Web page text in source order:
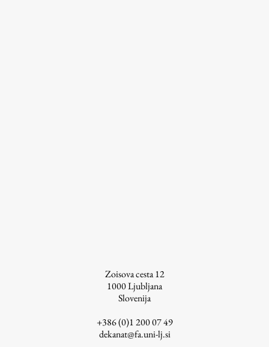
Zoisova cesta 12
1000Ljubljana
Slovenija
+386 (0)1 200 07 49
dekanat@fa.uni-lj.si